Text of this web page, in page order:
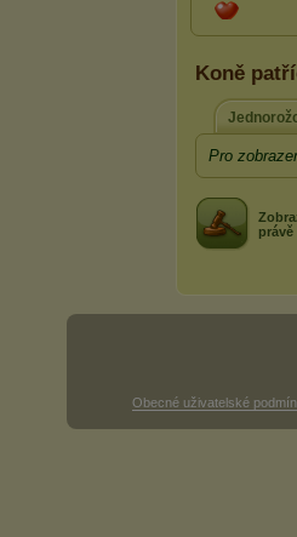
Koně
Pro
Obecné uživatelské